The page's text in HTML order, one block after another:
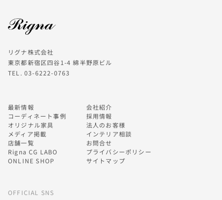
リグナ株式会社
東京都新宿区四谷1-4 綿半野原ビル
TEL. 03-6222-0763
最新情報
コーディネート事例
オリジナル家具
メディア掲載
店舗一覧
Rigna CG LABO
ONLINE SHOP
会社紹介
採用情報
法人のお客様
インテリア相談
お問合せ
プライバシーポリシー
サイトマップ
OFFICIAL SNS